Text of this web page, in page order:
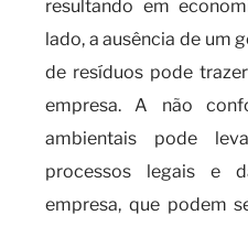
resultando em
lado, a ausência de um
de resíduos pode
empresa. A não
ambientais pode
processos legais e
empresa, que podem